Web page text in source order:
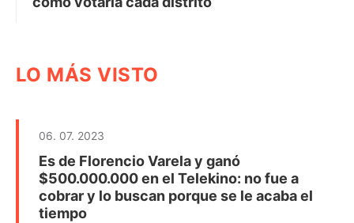
LO MÁS VISTO
06. 07. 2023
Es de Florencio Varela y ganó
$500.000.000 en el Telekino: no fue a
cobrar y lo buscan porque se le acaba el
tiempo